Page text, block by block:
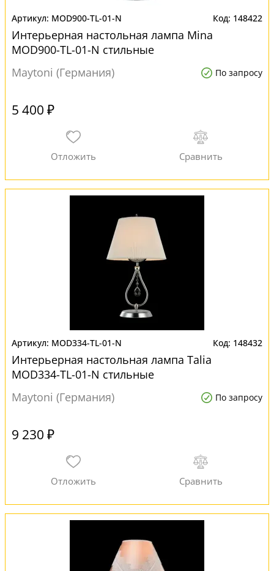
MOD900-TL-01-N 148422
Интерьерная настольная лампа Mina
MOD900-TL-01-N стильные
Maytoni (Германия)
По запросу
5 400 ₽
MOD334-TL-01-N 148432
Интерьерная настольная лампа Talia
MOD334-TL-01-N стильные
Maytoni (Германия)
По запросу
9 230 ₽